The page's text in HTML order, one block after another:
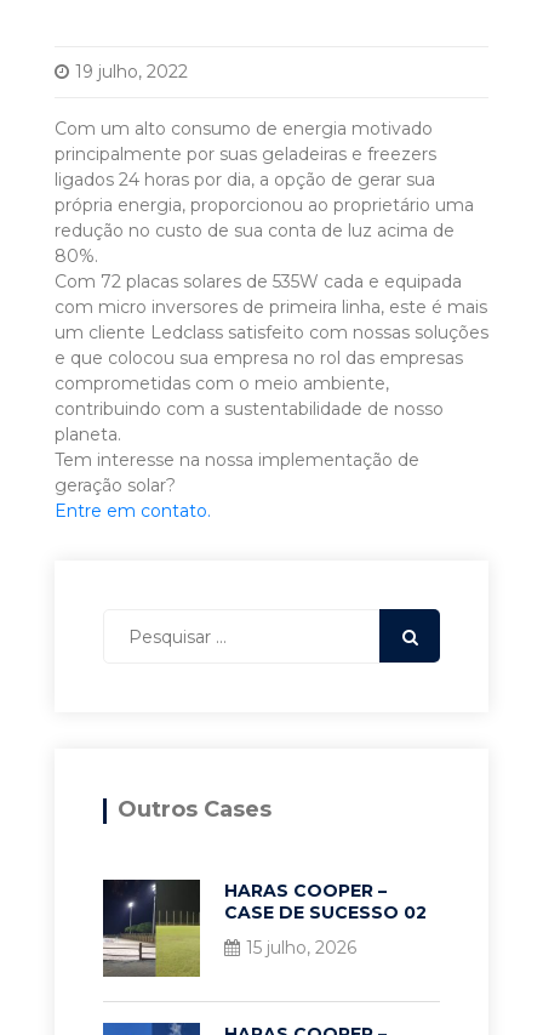
19 julho, 2022
Com um alto consumo de energia motivado
principalmente por suas geladeiras e freezers
ligados 24 horas por dia, a opção de gerar sua
própria energia, proporcionou ao proprietário uma
redução no custo de sua conta de luz acima de
80%.
Com 72 placas solares de 535W cada e equipada
com micro inversores de primeira linha, este é mais
um cliente Ledclass satisfeito com nossas soluções
e que colocou sua empresa no rol das empresas
comprometidas com o meio ambiente,
contribuindo com a sustentabilidade de nosso
planeta.
Tem interesse na nossa implementação de
geração solar?
Entre em contato.
Outros Cases
HARAS COOPER –
CASE DE SUCESSO 02
15 julho, 2026